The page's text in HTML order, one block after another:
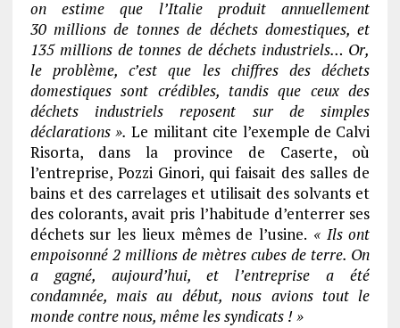
on estime que l’Italie produit annuellement
30 millions de tonnes de déchets domestiques, et
135 millions de tonnes de déchets industriels… Or,
le problème, c’est que les chiffres des déchets
domestiques sont crédibles, tandis que ceux des
déchets industriels reposent sur de simples
déclarations ». Le militant cite l’exemple de Calvi
Risorta, dans la province de Caserte, où
l’entreprise, Pozzi Ginori, qui faisait des salles de
bains et des carrelages et utilisait des solvants et
des colorants, avait pris l’habitude d’enterrer ses
déchets sur les lieux mêmes de l’usine. « Ils ont
empoisonné 2 millions de mètres cubes de terre. On
a gagné, aujourd’hui, et l’entreprise a été
condamnée, mais au début, nous avions tout le
monde contre nous, même les syndicats ! »